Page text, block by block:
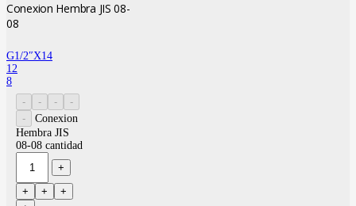
Conexion Hembra JIS 08-
08
G1/2″X14
12
8
Conexion
Hembra JIS
08-08 cantidad